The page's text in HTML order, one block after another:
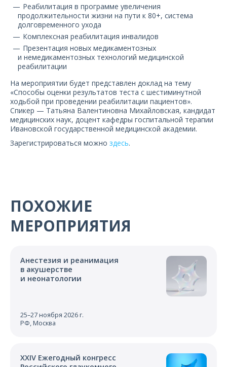
Реабилитация в программе увеличения
продолжительности жизни на пути к 80+, система
долговременного ухода
Комплексная реабилитация инвалидов
Презентация новых медикаментозных
и немедикаментозных технологий медицинской
реабилитации
На мероприятии будет представлен доклад на тему
«Способы оценки результатов теста с шестиминутной
ходьбой при проведении реабилитации пациентов».
Спикер — Татьяна Валентиновна Михайловская, кандидат
медицинских наук, доцент кафедры госпитальной терапии
Ивановской государственной медицинской академии.
Зарегистрироваться можно здесь.
ПОХОЖИЕ
МЕРОПРИЯТИЯ
Анестезия и реанимация
в акушерстве
и неонатологии
25–27 ноября 2026 г.
РФ, Москва
XXIV Ежегодный конгресс